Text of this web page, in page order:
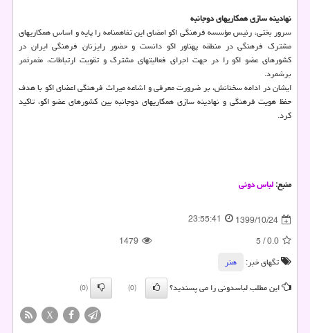
نهادینه سازی همکاریهای دوجانبه
سرور بختی، رئیس مؤسسه فرهنگی اکو امضای این تفاهمنامه را پایه و اساس همکاریهای
مشترک فرهنگی در منطقه پهناور اکو دانست و حضور رایزنان فرهنگی ایران در
کشورهای عضو اکو را در جهت اجرای فعالیتهای مشترک و تقویت ارتباطات، مثمرثمر
برشمرد.
ایشان در ادامه سخنانش، بر ضرورت معرفی و اشاعه میراث فرهنگی اعضای اکو با هدف
حفظ هویت فرهنگی و نهادینه سازی همکاریهای دوجانبه بین کشورهای عضو اکو، تاکید
کرد.
منبع:لباس دونی
1399/10/24
23:55:41
0.0
/
5
1479
تگهای خبر:
هنر
این مطلب لباسدونی را می پسندید؟
(0)
(0)
X